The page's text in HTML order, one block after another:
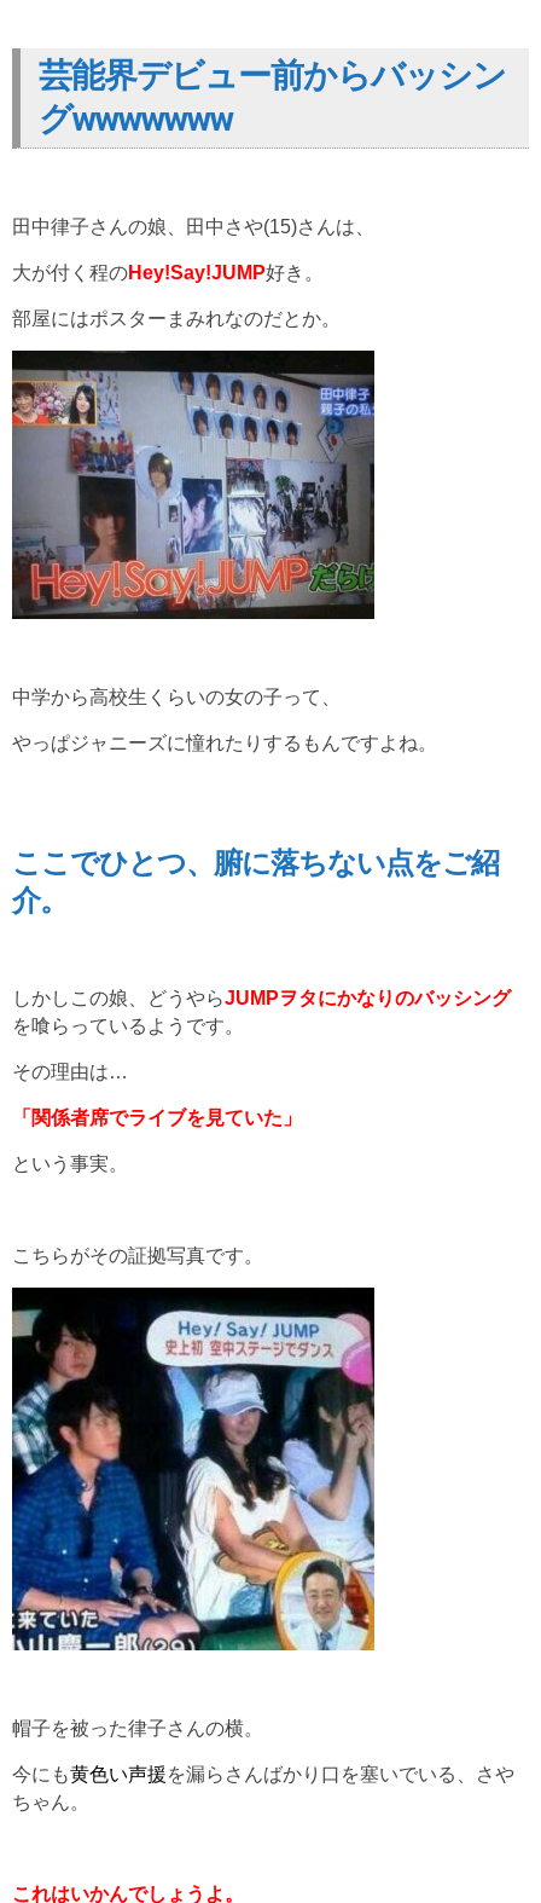
芸能界デビュー前からバッシン
グwwwwwww
田中律子さんの娘、田中さや(15)さんは、
大が付く程のHey!Say!JUMP好き。
部屋にはポスターまみれなのだとか。
中学から高校生くらいの女の子って、
やっぱジャニーズに憧れたりするもんですよね。
ここでひとつ、腑に落ちない点をご紹
介。
しかしこの娘、どうやらJUMPヲタにかなりのバッシング
を喰らっているようです。
その理由は…
「関係者席でライブを見ていた」
という事実。
こちらがその証拠写真です。
帽子を被った律子さんの横。
今にも黄色い声援を漏らさんばかり口を塞いでいる、さや
ちゃん。
これはいかんでしょうよ。